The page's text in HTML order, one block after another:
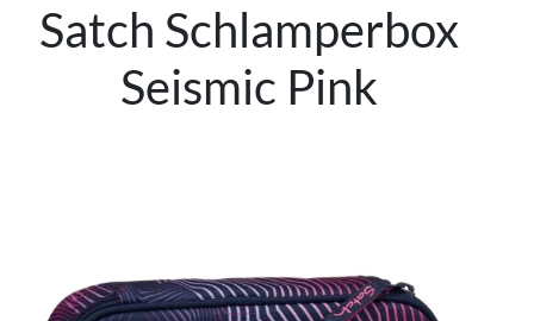
Satch Schlamperbox
Seismic Pink